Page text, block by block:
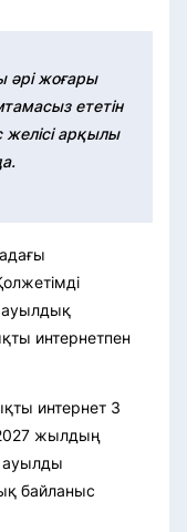
әрі жоғары
ететін
арқылы
ауылдық
интернетпен
интернет 3
жылдың
ауылды
байланыс